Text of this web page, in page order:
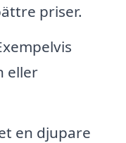
priser.
eller
en djupare